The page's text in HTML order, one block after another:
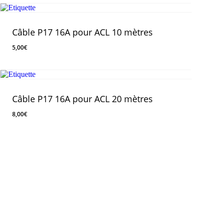
Câble P17 16A pour ACL 10 mètres
5,00€
Câble P17 16A pour ACL 20 mètres
8,00€